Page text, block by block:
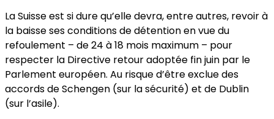
La Suisse est si dure qu’elle devra, entre autres, revoir à
la baisse ses conditions de détention en vue du
refoulement – de 24 à 18 mois maximum – pour
respecter la Directive retour adoptée fin juin par le
Parlement européen. Au risque d’être exclue des
accords de Schengen (sur la sécurité) et de Dublin
(sur l’asile).